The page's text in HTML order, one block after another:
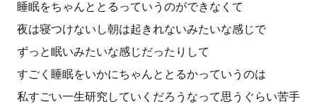
睡眠をちゃんととるっていうのができなくて
夜は寝つけないし朝は起きれないみたいな感じで
ずっと眠いみたいな感じだったりして
すごく睡眠をいかにちゃんととるかっていうのは
私すごい一生研究していくだろうなって思うぐらい苦手